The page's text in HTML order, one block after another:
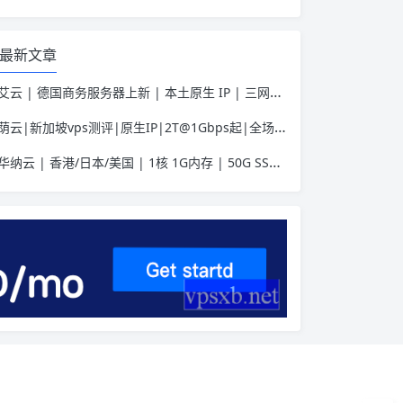
最新文章
云 | 德国商务服务器上新 | 本土原生 IP | 三网优化助力Tiktok业务 | 50 HKD/月起
云|新加坡vps测评|原生IP|2T@1Gbps起|全场7折|月付$7起|解锁新加坡流媒体|移动直连
纳云 | 香港/日本/美国 | 1核 1G内存 | 50G SSD | 不限流量 | 首月19.9元起
介绍
官网
套餐详情